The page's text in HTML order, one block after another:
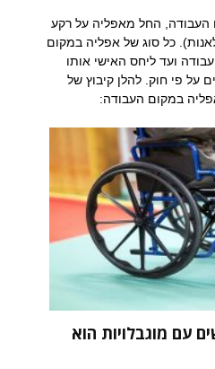
העבודה, החל מאפליה על רקע
כל סוג של אפליה במקום
ועד ליחס האישי אותו
על פי חוק. להלן קיבוץ של
במקום העבודה:
עם מוגבלויות הוא